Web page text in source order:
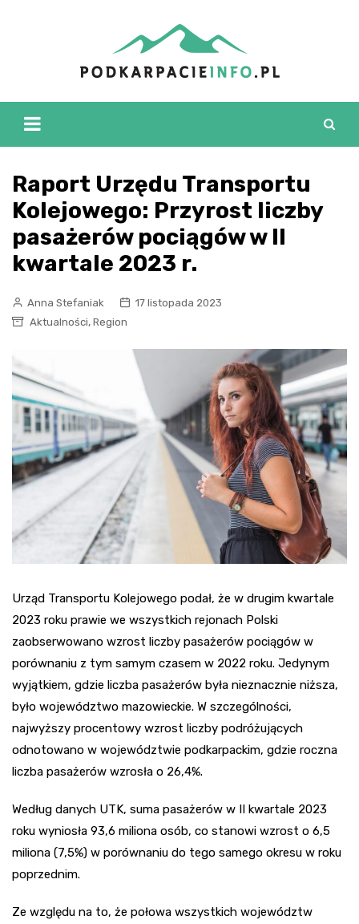
Raport Urzędu Transportu
Kolejowego: Przyrost liczby
pasażerów pociągów w II
kwartale 2023 r.
Anna Stefaniak
17 listopada 2023
Aktualności, Region
Urząd Transportu Kolejowego podał, że w drugim kwartale
2023 roku prawie we wszystkich rejonach Polski
zaobserwowano wzrost liczby pasażerów pociągów w
porównaniu z tym samym czasem w 2022 roku. Jedynym
wyjątkiem, gdzie liczba pasażerów była nieznacznie niższa,
było województwo mazowieckie. W szczególności,
najwyższy procentowy wzrost liczby podróżujących
odnotowano w województwie podkarpackim, gdzie roczna
liczba pasażerów wzrosła o 26,4%.
Według danych UTK, suma pasażerów w II kwartale 2023
roku wyniosła 93,6 miliona osób, co stanowi wzrost o 6,5
miliona (7,5%) w porównaniu do tego samego okresu w roku
poprzednim.
Ze względu na to, że połowa wszystkich województw